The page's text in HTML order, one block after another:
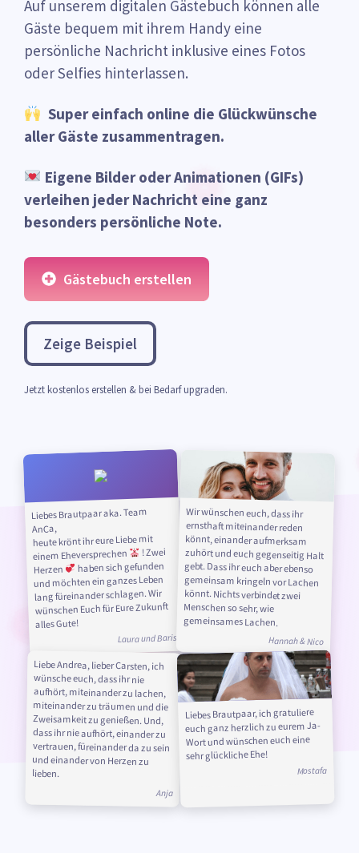
Auf unserem digitalen Gästebuch können alle
Gäste bequem mit ihrem Handy eine
persönliche Nachricht inklusive eines Fotos
oder Selfies hinterlassen.
Super einfach online die Glückwünsche
aller Gäste zusammentragen.
Eigene Bilder oder Animationen (GIFs)
verleihen jeder Nachricht eine ganz
besonders persönliche Note.
Gästebuch erstellen
Zeige Beispiel
Jetzt kostenlos erstellen & bei Bedarf upgraden.
Liebes Brautpaar aka. Team
AnCa,
heute krönt ihr eure Liebe mit
einem Eheversprechen ! Zwei
Herzen haben sich gefunden
und möchten ein ganzes Leben
lang füreinander schlagen. Wir
wünschen Euch für Eure Zukunft
alles Gute!
Laura und Baris
Wir wünschen euch, dass ihr
ernsthaft miteinander reden
könnt, einander aufmerksam
zuhört und euch gegenseitig Halt
gebt. Dass ihr euch aber ebenso
gemeinsam kringeln vor Lachen
könnt. Nichts verbindet zwei
Menschen so sehr, wie
gemeinsames Lachen.
Hannah & Nico
Liebe Andrea, lieber Carsten, ich
wünsche euch, dass ihr nie
aufhört, miteinander zu lachen,
miteinander zu träumen und die
Zweisamkeit zu genießen. Und,
dass ihr nie aufhört, einander zu
vertrauen, füreinander da zu sein
und einander von Herzen zu
lieben.
Anja
Liebes Brautpaar, ich gratuliere
euch ganz herzlich zu eurem Ja-
Wort und wünschen euch eine
sehr glückliche Ehe!
Mostafa